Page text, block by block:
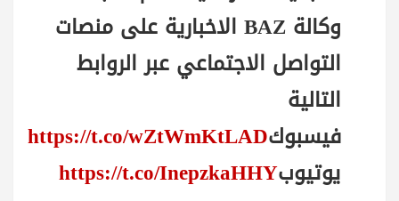
وكالة BAZ الاخبارية على منصات
التواصل الاجتماعي عبر الروابط
التالية
فيسبوكhttps://t.co/wZtWmKtLAD
يوتيوبhttps://t.co/InepzkaHHY